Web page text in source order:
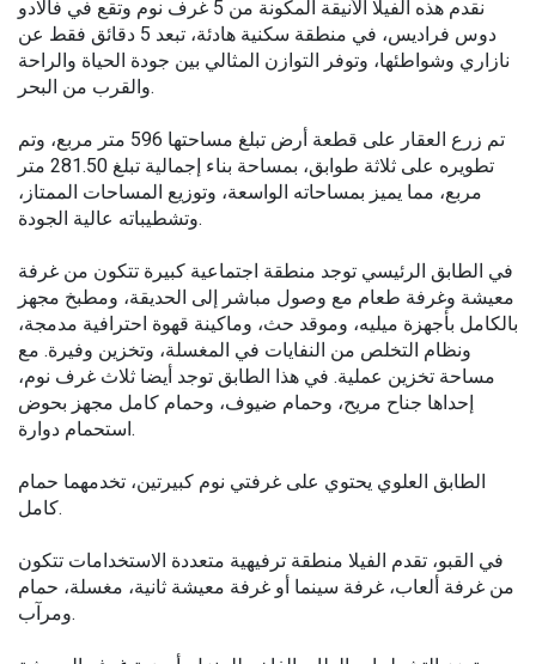
نقدم هذه الفيلا الأنيقة المكونة من 5 غرف نوم وتقع في فالادو
دوس فراديس، في منطقة سكنية هادئة، تبعد 5 دقائق فقط عن
نازاري وشواطئها، وتوفر التوازن المثالي بين جودة الحياة والراحة
والقرب من البحر.
تم زرع العقار على قطعة أرض تبلغ مساحتها 596 متر مربع، وتم
تطويره على ثلاثة طوابق، بمساحة بناء إجمالية تبلغ 281.50 متر
مربع، مما يميز بمساحاته الواسعة، وتوزيع المساحات الممتاز،
وتشطيباته عالية الجودة.
في الطابق الرئيسي توجد منطقة اجتماعية كبيرة تتكون من غرفة
معيشة وغرفة طعام مع وصول مباشر إلى الحديقة، ومطبخ مجهز
بالكامل بأجهزة ميليه، وموقد حث، وماكينة قهوة احترافية مدمجة،
ونظام التخلص من النفايات في المغسلة، وتخزين وفيرة. مع
مساحة تخزين عملية. في هذا الطابق توجد أيضا ثلاث غرف نوم،
إحداها جناح مريح، وحمام ضيوف، وحمام كامل مجهز بحوض
استحمام دوارة.
الطابق العلوي يحتوي على غرفتي نوم كبيرتين، تخدمهما حمام
كامل.
في القبو، تقدم الفيلا منطقة ترفيهية متعددة الاستخدامات تتكون
من غرفة ألعاب، غرفة سينما أو غرفة معيشة ثانية، مغسلة، حمام
ومرآب.